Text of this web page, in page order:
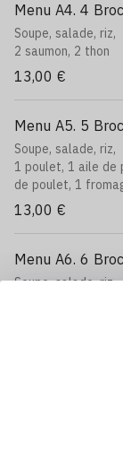
Menu A4. 4
Soupe, salade, riz,
2 saumon, 2 thon
13,00 €
Menu A5. 5
Soupe, salade, riz,
1 poulet, 1 aile de
de poulet, 1
13,00 €
Menu A6. 6
Soupe, salade, riz,
Menu A7. 5